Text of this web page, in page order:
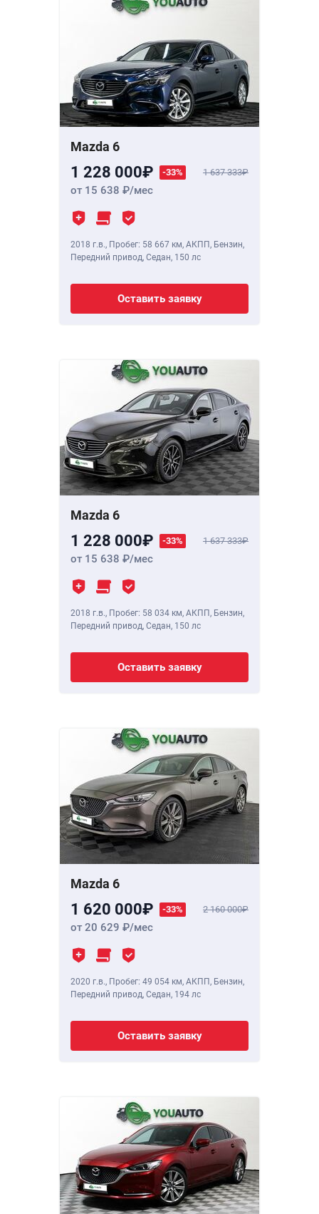
Mazda 6
1 228 000 -33% 1 637 333
от 15 638 /мес
2018 г.в., Пробег: 58 667 км, АКПП, Бензин,
Передний привод, Седан, 150 лс
Оставить заявку
Mazda 6
1 228 000 -33% 1 637 333
от 15 638 /мес
2018 г.в., Пробег: 58 034 км, АКПП, Бензин,
Передний привод, Седан, 150 лс
Оставить заявку
Mazda 6
1 620 000 -33% 2 160 000
от 20 629 /мес
2020 г.в., Пробег: 49 054 км, АКПП, Бензин,
Передний привод, Седан, 194 лс
Оставить заявку